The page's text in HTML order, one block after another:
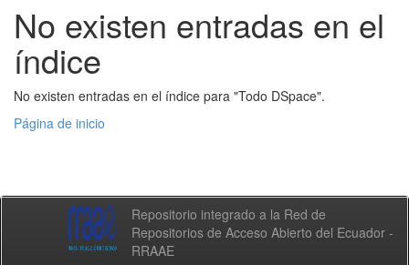
No existen entradas en el
índice
No existen entradas en el índice para "Todo DSpace".
Página de inicio
Repositorio integrado a la Red de
Repositorios de Acceso Abierto del Ecuador -
RRAAE